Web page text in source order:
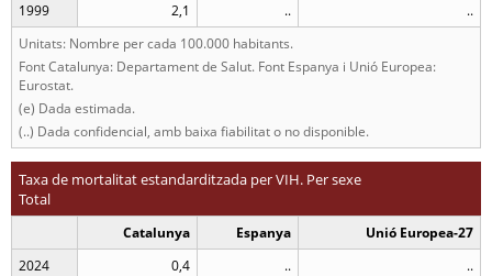
1999
2,1 ..
..
Unitats: Nombre per cada 100.000 habitants.
Font Catalunya: Departament de Salut. Font Espanya i Unió Europea:
Eurostat.
(e) Dada estimada.
(..) Dada confidencial, amb baixa fiabilitat o no disponible.
Taxa de mortalitat estandarditzada per VIH. Per sexe
Total
Catalunya Espanya
Unió Europea-27
2024
0,4 ..
..